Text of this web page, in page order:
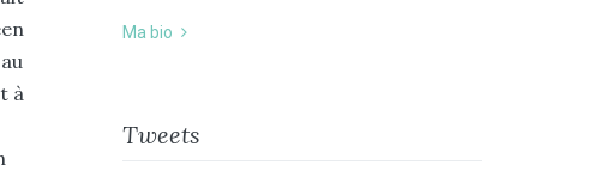
à
Ma bio
Tweets